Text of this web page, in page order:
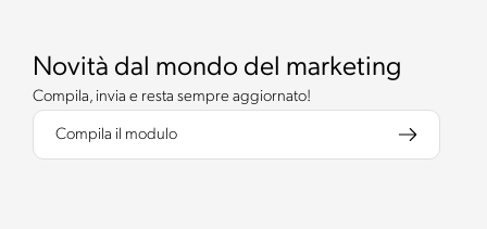
Novità dal mondo del marketing
Compila, invia e resta sempre aggiornato!
Compila il modulo